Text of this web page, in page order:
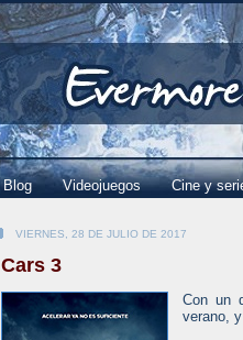
Blog Videojuegos Cine y
VIERNES, 28 DE JULIO DE 2017
Cars 3
Con un
verano,